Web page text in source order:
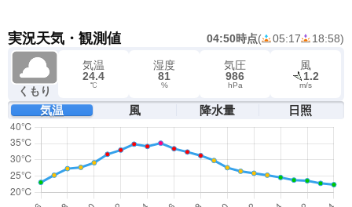
実況天気・観測値 04:50時点( 05:17 18:58)
くもり
気温
24.4
℃
湿度
81
%
気圧
986
hPa
風
1.2
m/s
気温 風 降水量 日照